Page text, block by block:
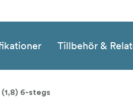
Tillbehör &
6-stegs